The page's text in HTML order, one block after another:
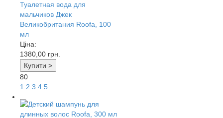
Туалетная вода для
мальчиков Джек
Великобритания Roofa, 100
мл
Ціна:
1380,00 грн.
Купити >
80
1 2 3 4 5